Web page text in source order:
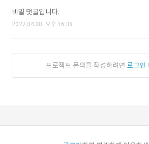
비밀 댓글입니다.
2022.04.08. 오후 16:38
프로젝트 문의를 작성하려면 로그인